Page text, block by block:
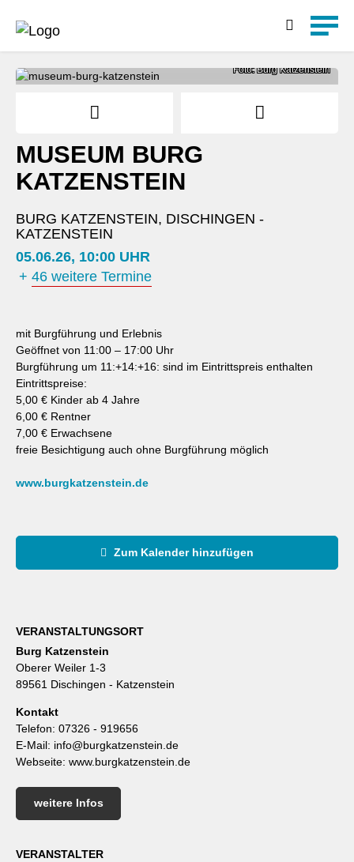
Foto: Burg Katzenstein
MUSEUM BURG
KATZENSTEIN
BURG KATZENSTEIN, DISCHINGEN -
KATZENSTEIN
05.06.26, 10:00 UHR
+ 46 weitere Termine
mit Burgführung und Erlebnis
Geöffnet von 11:00 – 17:00 Uhr
Burgführung um 11:+14:+16: sind im Eintrittspreis enthalten
Eintrittspreise:
5,00 € Kinder ab 4 Jahre
6,00 € Rentner
7,00 € Erwachsene
freie Besichtigung auch ohne Burgführung möglich
www.burgkatzenstein.de
Zum Kalender hinzufügen
VERANSTALTUNGSORT
Burg Katzenstein
Oberer Weiler 1-3
89561 Dischingen - Katzenstein
Kontakt
Telefon: 07326 - 919656
E-Mail: info@burgkatzenstein.de
Webseite: www.burgkatzenstein.de
VERANSTALTER
weitere Infos